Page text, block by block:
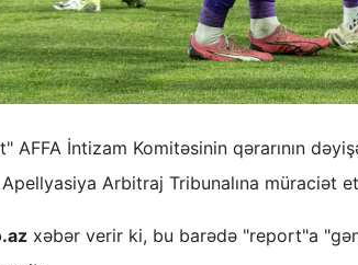
AFFA İntizam Komitəsinin qərarının
Arbitraj Tribunalına müraciət
xəbər verir ki, bu barədə "report"a